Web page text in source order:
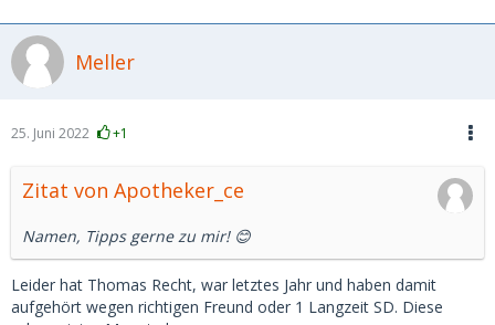
Meller
25. Juni 2022 +1
Zitat von Apotheker_ce
Namen, Tipps gerne zu mir! 😊
Leider hat Thomas Recht, war letztes Jahr und haben damit
aufgehört wegen richtigen Freund oder 1 Langzeit SD. Diese